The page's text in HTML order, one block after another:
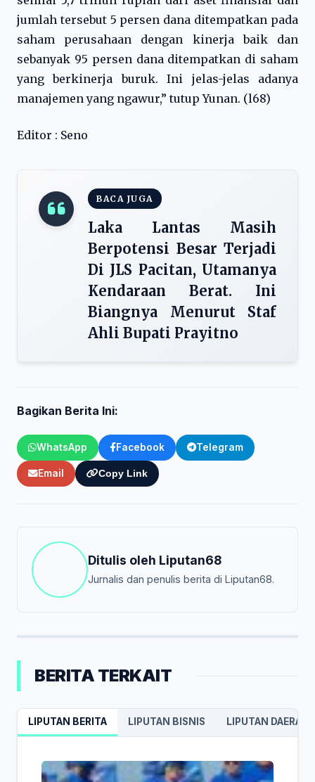
jumlah tersebut 5 persen dana ditempatkan pada
saham perusahaan dengan kinerja baik dan
sebanyak 95 persen dana ditempatkan di saham
yang berkinerja buruk. Ini jelas-jelas adanya
manajemen yang ngawur,” tutup Yunan. (l68)
Editor : Seno
BACA JUGA
Laka Lantas Masih
Berpotensi Besar Terjadi
Di JLS Pacitan, Utamanya
Kendaraan Berat. Ini
Biangnya Menurut Staf
Ahli Bupati Prayitno
Bagikan Berita Ini:
WhatsApp Facebook Telegram
Email Copy Link
Ditulis oleh Liputan68
Jurnalis dan penulis berita di Liputan68.
BERITA TERKAIT
LIPUTAN BERITA LIPUTAN BISNIS LIPUTAN DAERAH